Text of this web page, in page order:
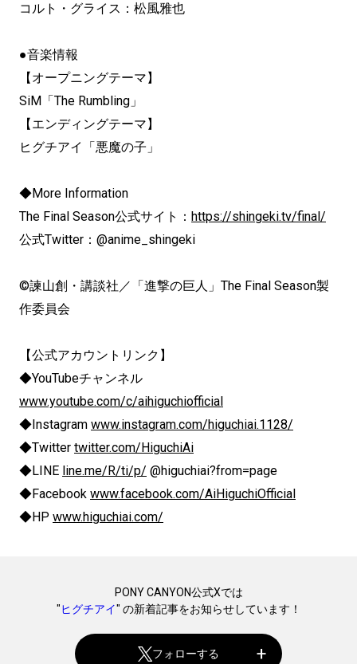
コルト・グライス：松風雅也
●音楽情報
【オープニングテーマ】
SiM「The Rumbling」
【エンディングテーマ】
ヒグチアイ「悪魔の子」
◆More Information
The Final Season公式サイト： https://shingeki.tv/final/
公式Twitter：@anime_shingeki
©諫山創・講談社／「進撃の巨人」The Final Season製
作委員会
【公式アカウントリンク】
◆YouTubeチャンネル
www.youtube.com/c/aihiguchiofficial
◆Instagram www.instagram.com/higuchiai.1128/
◆Twitter twitter.com/HiguchiAi
◆LINE line.me/R/ti/p/ @higuchiai?from=page
◆Facebook www.facebook.com/AiHiguchiOfficial
◆HP www.higuchiai.com/
PONY CANYON公式Xでは
"ヒグチアイ" の新着記事をお知らせしています！
フォローする